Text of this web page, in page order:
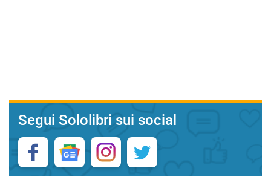
Segui Sololibri sui social